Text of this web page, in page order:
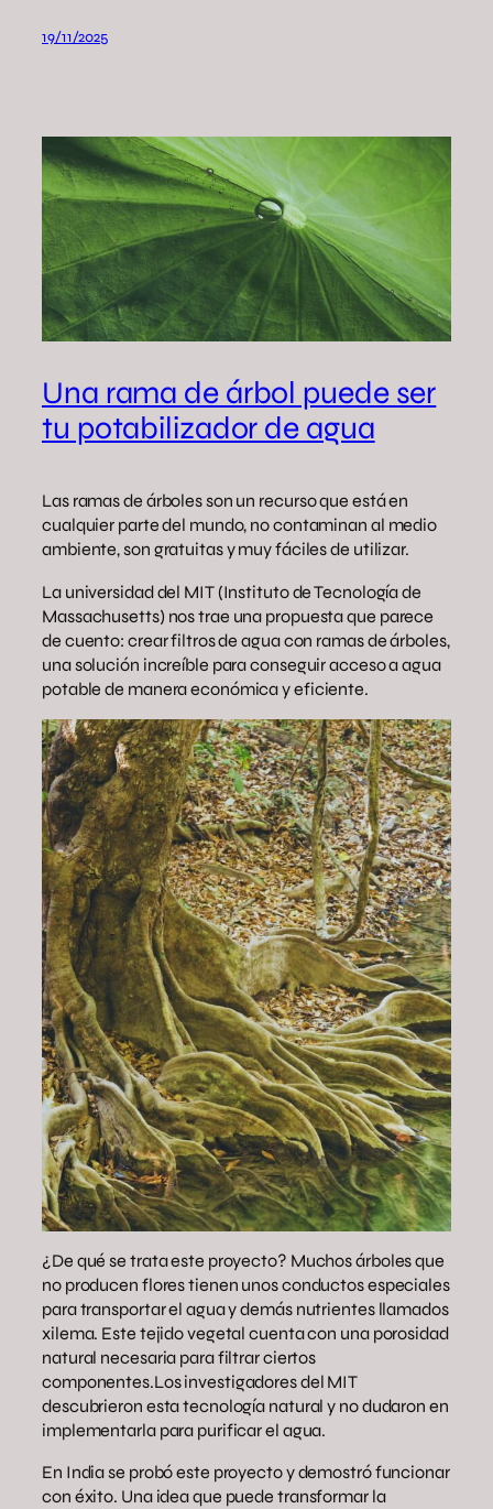
19/11/2025
Una rama de árbol puede ser
tu potabilizador de agua
Las ramas de árboles son un recurso que está en
cualquier parte del mundo, no contaminan al medio
ambiente, son gratuitas y muy fáciles de utilizar.
La universidad del MIT (Instituto de Tecnología de
Massachusetts) nos trae una propuesta que parece
de cuento: crear filtros de agua con ramas de árboles,
una solución increíble para conseguir acceso a agua
potable de manera económica y eficiente.
¿De qué se trata este proyecto? Muchos árboles que
no producen flores tienen unos conductos especiales
para transportar el agua y demás nutrientes llamados
xilema. Este tejido vegetal cuenta con una porosidad
natural necesaria para filtrar ciertos
componentes.Los investigadores del MIT
descubrieron esta tecnología natural y no dudaron en
implementarla para purificar el agua.
En India se probó este proyecto y demostró funcionar
con éxito. Una idea que puede transformar la